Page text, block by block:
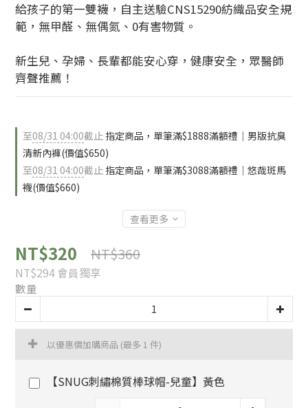
給孩子的第一雙襪，自主送驗CNS15290紡織品安全規
範，無甲醛、無偶氮、0有害物質。
新生兒、孕婦、長輩都能安心穿，健康安全，眾醫師
齊聲推薦！
至08/31 04:00截止 指定商品，單筆滿$1888滿額禮｜男版抗臭
清新內褲(價值$650)
至08/31 04:00截止 指定商品，單筆滿$3088滿額禮｜悠哉斑馬
襪(價值$660)
查看更多
NT$320 NT$360
NT$294會員獨享
數量
以優惠價加購商品 (最多 1 件)
【SNUG刺繡棉質棒球帽-兒童】黃色